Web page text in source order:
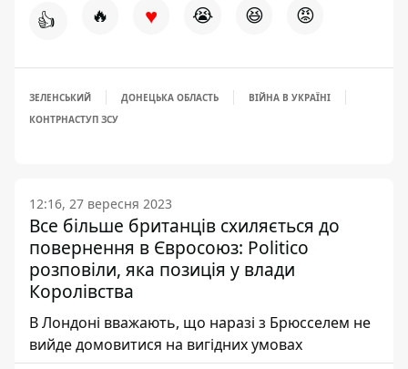
👍 🔥 ♥ 😭 😆 😡
ЗЕЛЕНСЬКИЙ ДОНЕЦЬКА ОБЛАСТЬ
ВІЙНА В УКРАЇНІ
КОНТРНАСТУП ЗСУ
12:16, 27 вересня 2023
Все більше британців схиляється до
повернення в Євросоюз: Politico
розповіли, яка позиція у влади
Королівства
В Лондоні вважають, що наразі з Брюсселем не
вийде домовитися на вигідних умовах